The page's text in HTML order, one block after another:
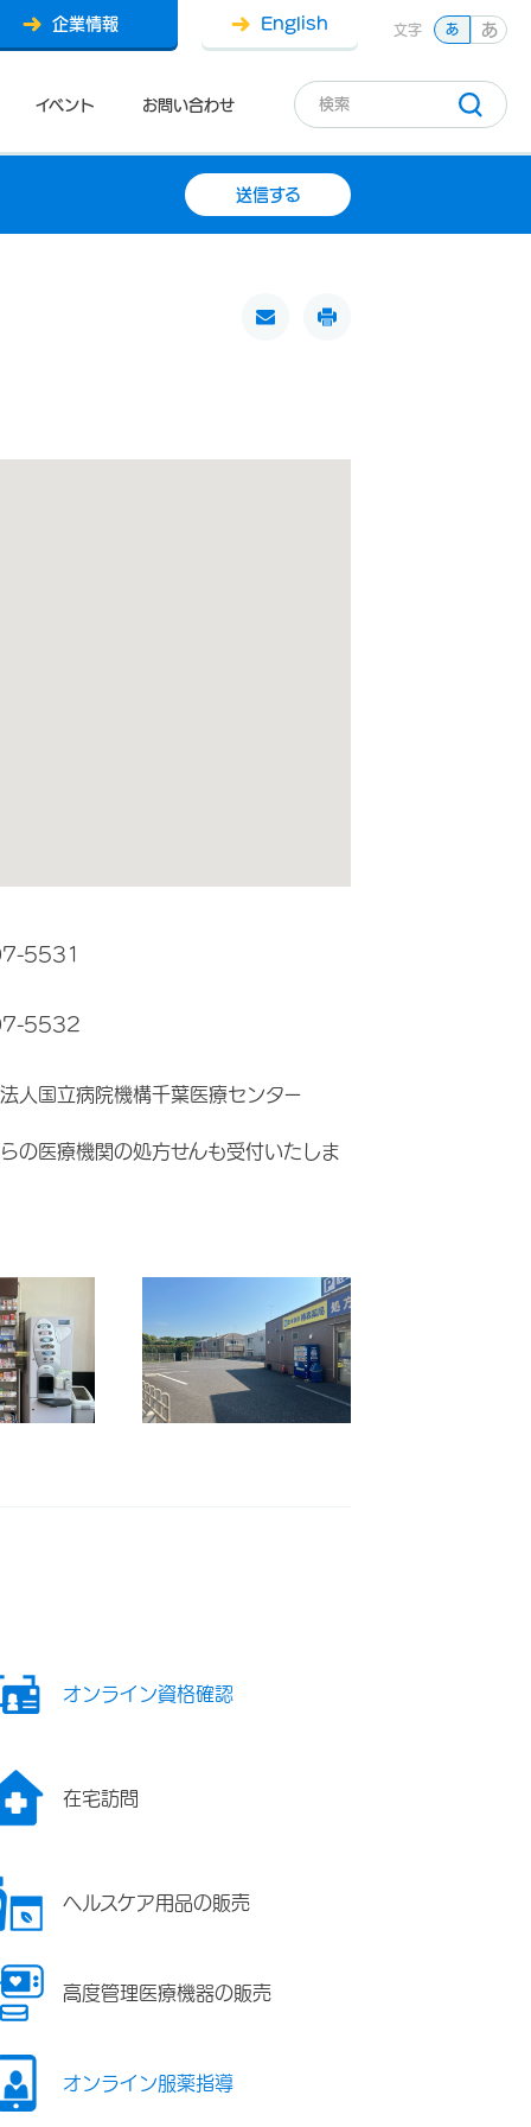
イベント お問い合わせ
企業情報 English 文字 あ あ
送信する
5531
5532
人国立病院機構千葉医療センター
の医療機関の処方せんも受付いたしま
オンライン資格確認
在宅訪問
ヘルスケア用品の販売
高度管理医療機器の販売
オンライン服薬指導